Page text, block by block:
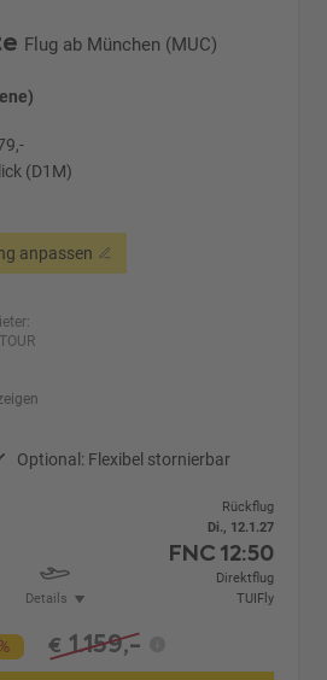
Flug ab München (MUC)
(D1M)
anpassen
Optional: Flexibel stornierbar
Details
Rückflug
Di., 12.1.27
FNC 12:50
Direktflug
TUIFly
€ 1.159,-